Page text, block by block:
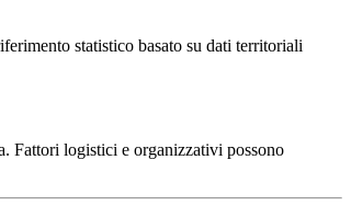
statistico basato su dati territoriali
Fattori logistici e organizzativi possono